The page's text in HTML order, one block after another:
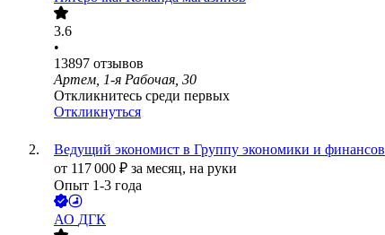
3.6
•
13897 отзывов
Артем, 1-я Рабочая, 30
Откликнитесь среди первых
Откликнуться
Ведущий экономист в Группу экономики и финансов
от 117 000 ₽ за месяц, на руки
Опыт 1-3 года
АО ДГК